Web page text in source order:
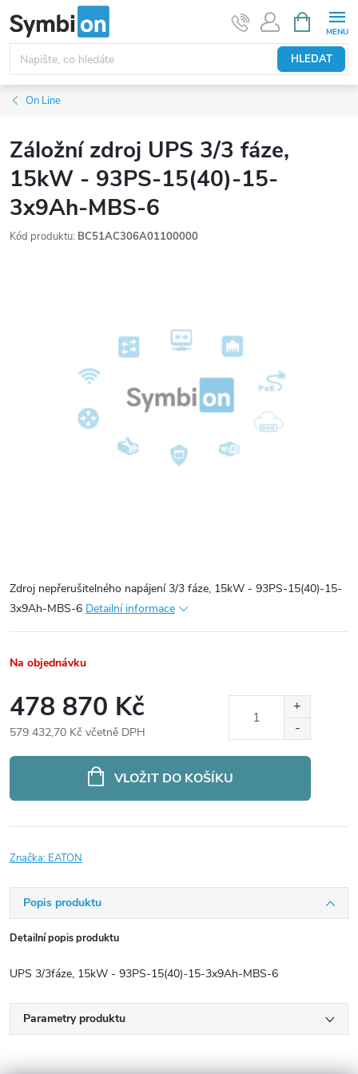
na
obsah
HLEDAT
NÁKUPNÍ
KOŠÍK
On Line
Záložní zdroj UPS 3/3 fáze,
15kW - 93PS-15(40)-15-
3x9Ah-MBS-6
Kód produktu: BC51AC306A01100000
Zdroj nepřerušitelného napájení 3/3 fáze, 15kW - 93PS-15(40)-15-
3x9Ah-MBS-6 Detailní informace
Na objednávku
478 870 Kč
579 432,70 Kč včetně DPH
VLOŽIT DO KOŠÍKU
Značka: EATON
Popis produktu
Detailní popis produktu
UPS 3/3fáze, 15kW - 93PS-15(40)-15-3x9Ah-MBS-6
Parametry produktu